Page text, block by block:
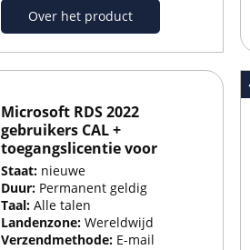
Over het product
Microsoft RDS 2022
gebruikers CAL +
toegangslicentie voor
gebruikers
Staat: nieuwe
Duur: Permanent geldig
Taal:Alle talen
Landenzone:Wereldwijd
Verzendmethode: E-mail